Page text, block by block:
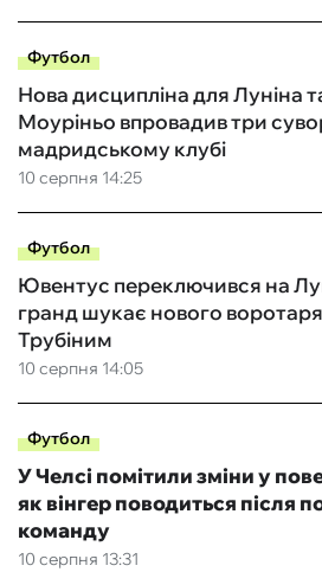
Футбол
10 серпня 14:25
Нова дисципліна для Луніна
Моуріньо впровадив три
мадридському клубі
Футбол
10 серпня 14:05
Ювентус переключився на
гранд шукає нового воротаря
Трубіним
Футбол
10 серпня 13:31
У Челсі помітили зміни у
як вінгер поводиться після
команду